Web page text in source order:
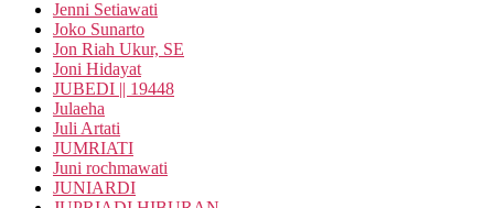
Jenni Setiawati
Joko Sunarto
Jon Riah Ukur, SE
Joni Hidayat
JUBEDI || 19448
Julaeha
Juli Artati
JUMRIATI
Juni rochmawati
JUNIARDI